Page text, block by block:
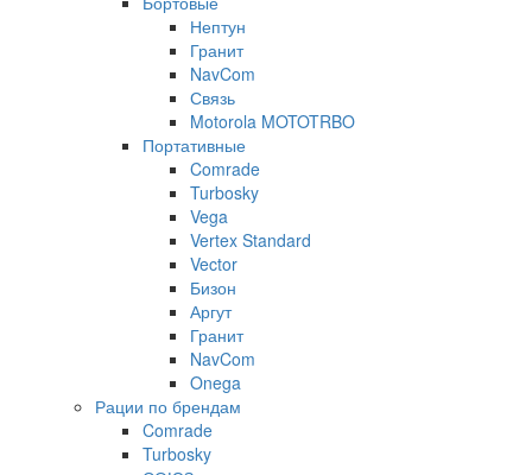
Нептун
Гранит
NavCom
Связь
Motorola MOTOTRBO
Портативные
Comrade
Turbosky
Vega
Vertex Standard
Vector
Бизон
Аргут
Гранит
NavCom
Onega
Рации по брендам
Comrade
Turbosky